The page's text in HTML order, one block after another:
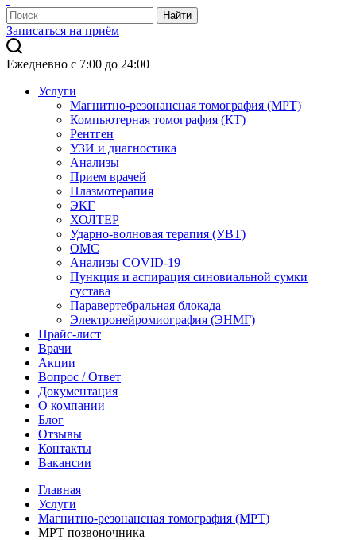
Записаться на приём
Ежедневно с 7:00 до 24:00
Услуги
Магнитно-резонансная томография (МРТ)
Компьютерная томография (КТ)
Рентген
УЗИ и диагностика
Анализы
Прием врачей
Плазмотерапия
ЭКГ
ХОЛТЕР
Ударно-волновая терапия (УВТ)
ОМС
Анализы COVID-19
Пункция и аспирация синовиальной сумки
сустава
Паравертебральная блокада
Электронейромиография (ЭНМГ)
Прайс-лист
Врачи
Акции
Вопрос / Ответ
Документация
О компании
Блог
Отзывы
Контакты
Вакансии
Главная
Услуги
Магнитно-резонансная томография (МРТ)
МРТ позвоночника